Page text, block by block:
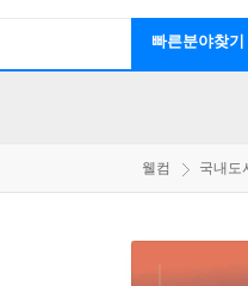
빠른분야찾기
웰컴 국내도